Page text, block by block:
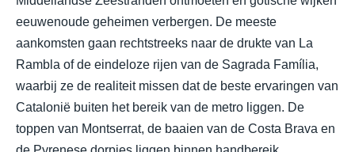
eeuwenoude geheimen verbergen. De meeste
aankomsten gaan rechtstreeks naar de drukte van La
Rambla of de eindeloze rijen van de Sagrada Família,
waarbij ze de realiteit missen dat de beste ervaringen van
Catalonië buiten het bereik van de metro liggen. De
toppen van Montserrat, de baaien van de Costa Brava en